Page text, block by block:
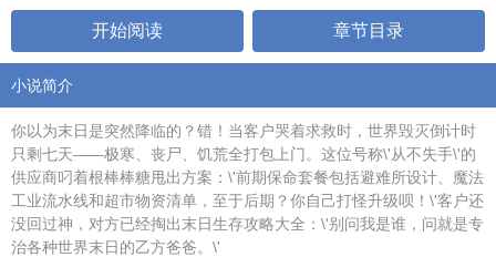
开始阅读 章节目录
小说简介
你以为末日是突然降临的？错！当客户哭着求救时，世界毁灭倒计时
只剩七天——极寒、丧尸、饥荒全打包上门。这位号称\'从不失手\'的
供应商叼着根棒棒糖甩出方案：\'前期保命套餐包括避难所设计、魔法
工业流水线和超市物资清单，至于后期？你自己打怪升级呗！\'客户还
没回过神，对方已经掏出末日生存攻略大全：\'别问我是谁，问就是专
治各种世界末日的乙方爸爸。\'